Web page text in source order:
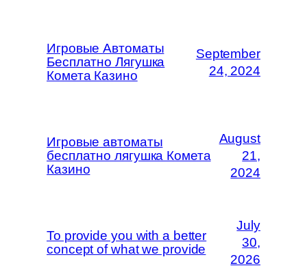
Игровые Автоматы
Бесплатно Лягушка
Комета Казино
September
24, 2024
Игровые автоматы
бесплатно лягушка Комета
Казино
August
21,
2024
To provide you with a better
concept of what we provide
July
30,
2026